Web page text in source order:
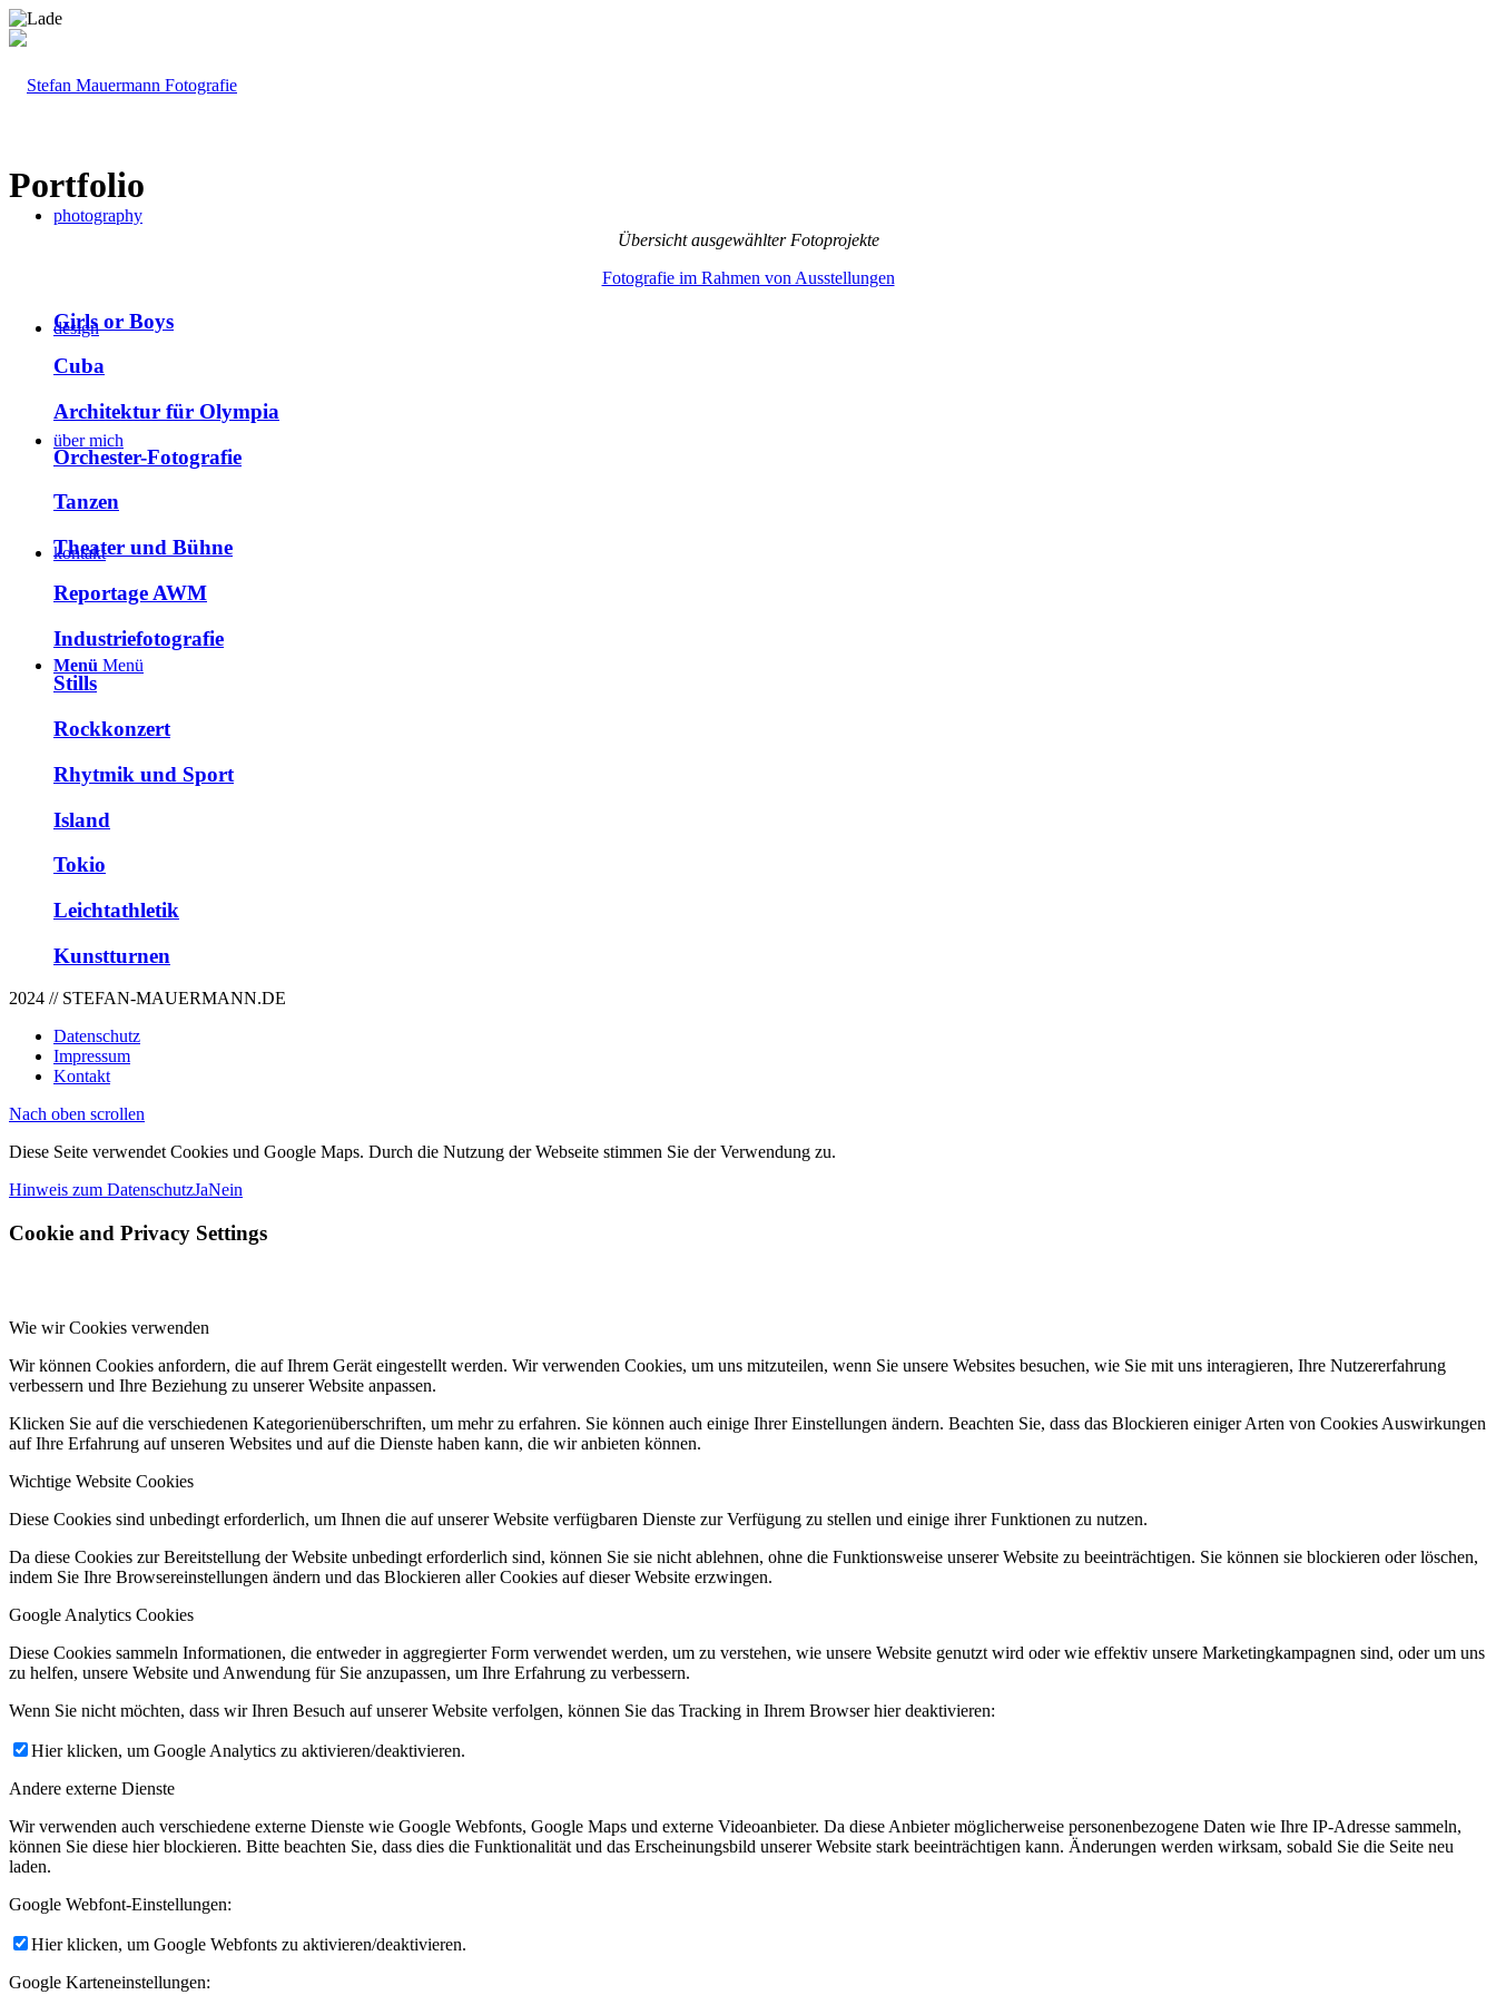
photography
design
über mich
kontakt
Menü Menü
Portfolio
Übersicht ausgewählter Fotoprojekte
Fotografie im Rahmen von Ausstellungen
Girls or Boys
Cuba
Architektur für Olympia
Orchester-Fotografie
Tanzen
Theater und Bühne
Reportage AWM
Industriefotografie
Stills
Rockkonzert
Rhytmik und Sport
Island
Tokio
Leichtathletik
Kunstturnen
2024 // STEFAN-MAUERMANN.DE
Datenschutz
Impressum
Kontakt
Nach oben scrollen
Diese Seite verwendet Cookies und Google Maps. Durch die Nutzung der Webseite stimmen Sie der Verwendung zu.
Hinweis zum DatenschutzJaNein
Cookie and Privacy Settings
Wie wir Cookies verwenden
Wir können Cookies anfordern, die auf Ihrem Gerät eingestellt werden. Wir verwenden Cookies, um uns mitzuteilen, wenn Sie unsere Websites besuchen, wie Sie mit uns interagieren, Ihre Nutzererfahrung
verbessern und Ihre Beziehung zu unserer Website anpassen.
Klicken Sie auf die verschiedenen Kategorienüberschriften, um mehr zu erfahren. Sie können auch einige Ihrer Einstellungen ändern. Beachten Sie, dass das Blockieren einiger Arten von Cookies Auswirkungen
auf Ihre Erfahrung auf unseren Websites und auf die Dienste haben kann, die wir anbieten können.
Wichtige Website Cookies
Diese Cookies sind unbedingt erforderlich, um Ihnen die auf unserer Website verfügbaren Dienste zur Verfügung zu stellen und einige ihrer Funktionen zu nutzen.
Da diese Cookies zur Bereitstellung der Website unbedingt erforderlich sind, können Sie sie nicht ablehnen, ohne die Funktionsweise unserer Website zu beeinträchtigen. Sie können sie blockieren oder löschen,
indem Sie Ihre Browsereinstellungen ändern und das Blockieren aller Cookies auf dieser Website erzwingen.
Google Analytics Cookies
Diese Cookies sammeln Informationen, die entweder in aggregierter Form verwendet werden, um zu verstehen, wie unsere Website genutzt wird oder wie effektiv unsere Marketingkampagnen sind, oder um uns
zu helfen, unsere Website und Anwendung für Sie anzupassen, um Ihre Erfahrung zu verbessern.
Wenn Sie nicht möchten, dass wir Ihren Besuch auf unserer Website verfolgen, können Sie das Tracking in Ihrem Browser hier deaktivieren:
Hier klicken, um Google Analytics zu aktivieren/deaktivieren.
Andere externe Dienste
Wir verwenden auch verschiedene externe Dienste wie Google Webfonts, Google Maps und externe Videoanbieter. Da diese Anbieter möglicherweise personenbezogene Daten wie Ihre IP-Adresse sammeln,
können Sie diese hier blockieren. Bitte beachten Sie, dass dies die Funktionalität und das Erscheinungsbild unserer Website stark beeinträchtigen kann. Änderungen werden wirksam, sobald Sie die Seite neu
laden.
Google Webfont-Einstellungen:
Hier klicken, um Google Webfonts zu aktivieren/deaktivieren.
Google Karteneinstellungen: